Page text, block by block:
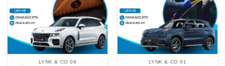
LYNK & CO 09 LYNK & CO 01